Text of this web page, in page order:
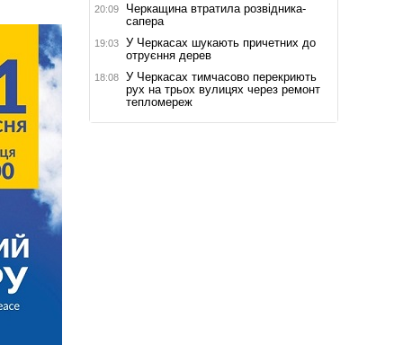
20:09
Черкащина втратила розвідника-
сапера
19:03
У Черкасах шукають причетних до
отруєння дерев
18:08
У Черкасах тимчасово перекриють
рух на трьох вулицях через ремонт
тепломереж